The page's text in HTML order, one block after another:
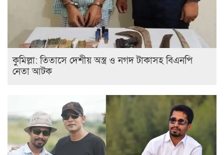
কুমিল্লা: তিতাসে দেশীয় অস্ত্র ও নগদ টাকাসহ বিএনপি
নেতা আটক